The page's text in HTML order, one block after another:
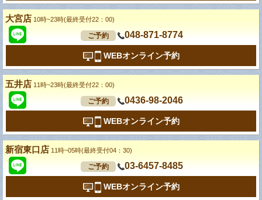
大宮店 10時~23時(最終受付22：00)
ご予約 048-871-8774
WEBオンライン予約
五井店 11時~23時(最終受付22：00)
ご予約 0436-98-2046
WEBオンライン予約
新宿東口店 11時~05時(最終受付04：30)
ご予約 03-6457-8485
WEBオンライン予約